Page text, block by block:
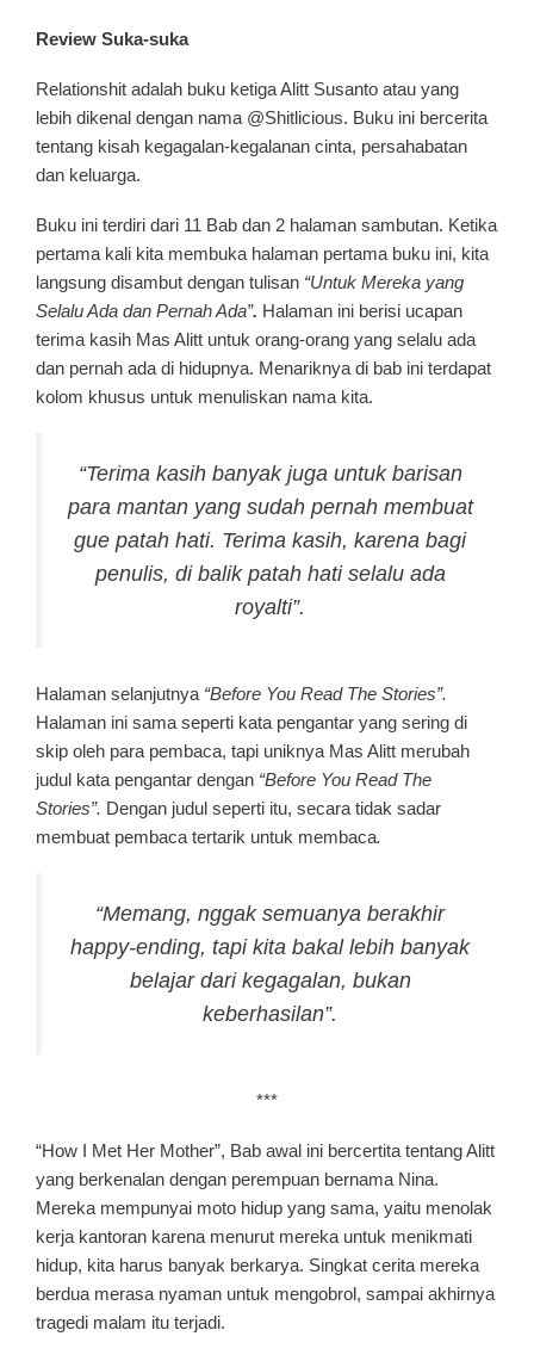
Review Suka-suka
Relationshit adalah buku ketiga Alitt Susanto atau yang
lebih dikenal dengan nama @Shitlicious. Buku ini bercerita
tentang kisah kegagalan-kegalanan cinta, persahabatan
dan keluarga.
Buku ini terdiri dari 11 Bab dan 2 halaman sambutan. Ketika
pertama kali kita membuka halaman pertama buku ini, kita
langsung disambut dengan tulisan “Untuk Mereka yang
Selalu Ada dan Pernah Ada”. Halaman ini berisi ucapan
terima kasih Mas Alitt untuk orang-orang yang selalu ada
dan pernah ada di hidupnya. Menariknya di bab ini terdapat
kolom khusus untuk menuliskan nama kita.
“Terima kasih banyak juga untuk barisan
para mantan yang sudah pernah membuat
gue patah hati. Terima kasih, karena bagi
penulis, di balik patah hati selalu ada
royalti”.
Halaman selanjutnya “Before You Read The Stories”.
Halaman ini sama seperti kata pengantar yang sering di
skip oleh para pembaca, tapi uniknya Mas Alitt merubah
judul kata pengantar dengan “Before You Read The
Stories”. Dengan judul seperti itu, secara tidak sadar
membuat pembaca tertarik untuk membaca.
“Memang, nggak semuanya berakhir
happy-ending, tapi kita bakal lebih banyak
belajar dari kegagalan, bukan
keberhasilan”.
***
“How I Met Her Mother”, Bab awal ini bercertita tentang Alitt
yang berkenalan dengan perempuan bernama Nina.
Mereka mempunyai moto hidup yang sama, yaitu menolak
kerja kantoran karena menurut mereka untuk menikmati
hidup, kita harus banyak berkarya. Singkat cerita mereka
berdua merasa nyaman untuk mengobrol, sampai akhirnya
tragedi malam itu terjadi.